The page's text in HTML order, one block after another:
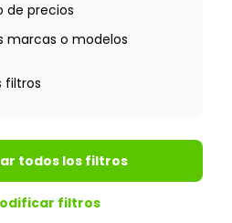
de precios
marcas o modelos
filtros
todos los filtros
filtros